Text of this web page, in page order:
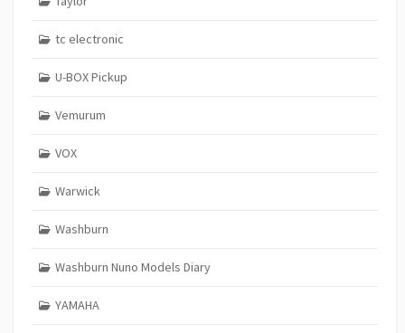
tc electronic
U-BOX Pickup
Vemurum
VOX
Warwick
Washburn
Washburn Nuno Models Diary
YAMAHA